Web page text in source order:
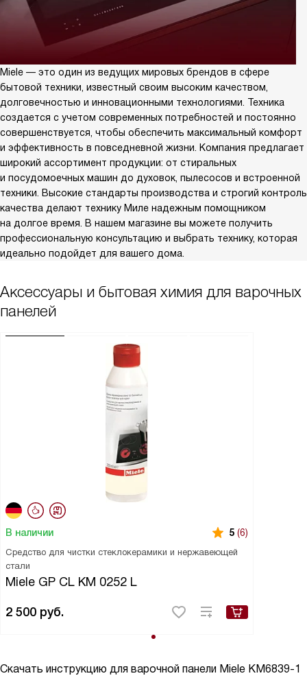
Miele — это один из ведущих мировых брендов в сфере
бытовой техники, известный своим высоким качеством,
долговечностью и инновационными технологиями. Техника
создается с учетом современных потребностей и постоянно
совершенствуется, чтобы обеспечить максимальный комфорт
и эффективность в повседневной жизни. Компания предлагает
широкий ассортимент продукции: от стиральных
и посудомоечных машин до духовок, пылесосов и встроенной
техники. Высокие стандарты производства и строгий контроль
качества делают технику Миле надежным помощником
на долгое время. В нашем магазине вы можете получить
профессиональную консультацию и выбрать технику, которая
идеально подойдет для вашего дома.
Аксессуары и бытовая химия для варочных
панелей
В наличии 5 (6)
Средство для чистки стеклокерамики и нержавеющей
стали
Miele GP CL KM 0252 L
2 500 руб.
Скачать инструкцию для варочной панели Miele KM6839-1